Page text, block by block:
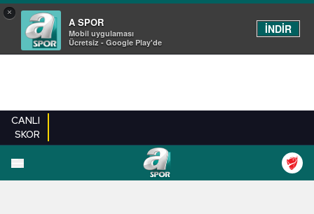
×
A SPOR
Mobil uygulaması
Ücretsiz - Google Play'de
İNDİR
CANLI
SKOR
EN YENILER